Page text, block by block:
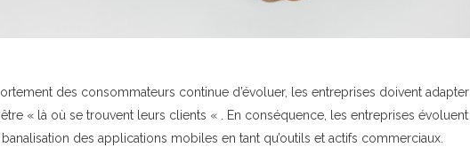
des consommateurs continue d’évoluer, les entreprises doivent adapter
« là où se trouvent leurs clients « . En conséquence, les entreprises évoluent
des applications mobiles en tant qu’outils et actifs commerciaux.